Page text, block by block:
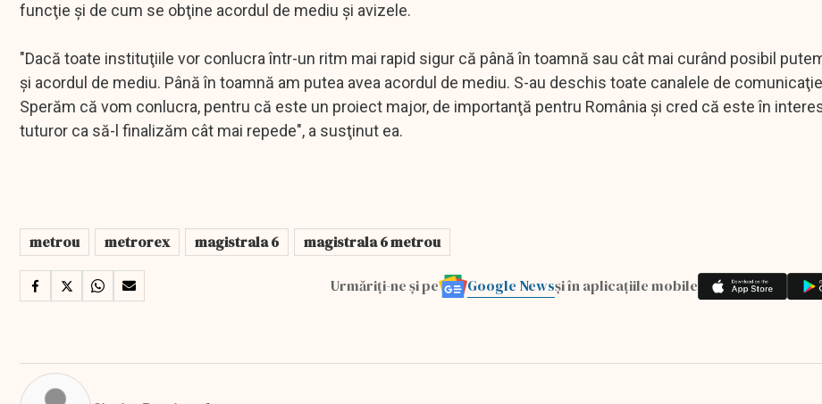
funcţie şi de cum se obţine acordul de mediu şi avizele.
"Dacă toate instituţiile vor conlucra într-un ritm mai rapid sigur că până în toamnă sau cât mai curând posibil
şi acordul de mediu. Până în toamnă am putea avea acordul de mediu. S-au deschis toate canalele de
Sperăm că vom conlucra, pentru că este un proiect major, de importanţă pentru România şi cred că este în
tuturor ca să-l finalizăm cât mai repede", a susţinut ea.
metrou metrorex magistrala 6 magistrala 6 metrou
Urmăriți-ne și pe Google Newsși în aplicațiile mobile